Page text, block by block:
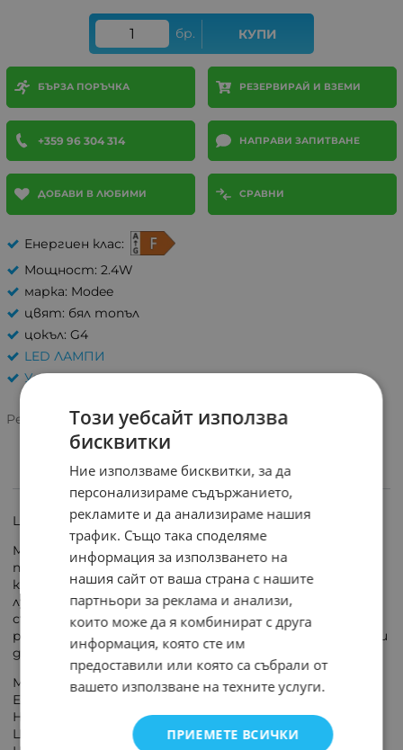
бр. КУПИ
БЪРЗА ПОРЪЧКА РЕЗЕРВИРАЙ И ВЗЕМИ
+359 96 304 314 НАПРАВИ ЗАПИТВАНЕ
ДОБАВИ В ЛЮБИМИ СРАВНИ
Енергиен клас:
Мощност: 2.4W
марка: Modee
цвят: бял топъл
цокъл: G4
LED ЛАМПИ
Унгария
Рейтинг:
ИНФОРМАЦИЯ
LED лампа 12V 2.4W G4 2700K
Modee LED G4 е мощна и икономична LED крушка,
предназначена за осветителни тела с цокъл G4. С
консумация от само 2.4W и светлинен поток от 275
лумена, тя осигурява топла бяла светлина (2700K),
създавайки уютна атмосфера. Работи с AC/DC 12V и
разполага с алуминиев корпус за по-добро охлаждане и
дълъг експлоатационен живот.
Мощност: 2.4W
Еквивалент: 30W
Напрежение: AC-DC12V/50-60Hz
Цокъл: G4
Този уебсайт използва
бисквитки
Ние използваме бисквитки, за да
персонализираме съдържанието,
рекламите и да анализираме нашия
трафик. Също така споделяме
информация за използването на
нашия сайт от ваша страна с нашите
партньори за реклама и анализи,
които може да я комбинират с друга
информация, която сте им
предоставили или която са събрали от
вашето използване на техните услуги.
ПРИЕМЕТЕ ВСИЧКИ